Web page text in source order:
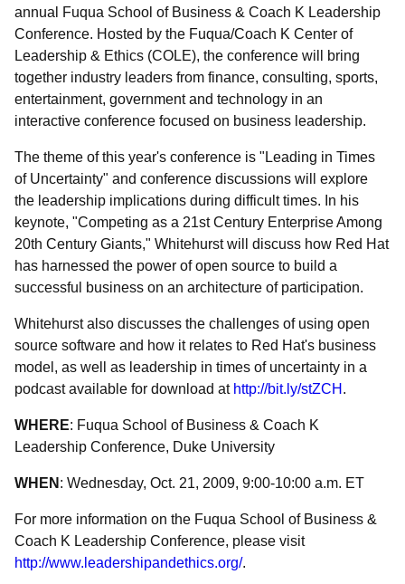
annual Fuqua School of Business & Coach K Leadership
Conference. Hosted by the Fuqua/Coach K Center of
Leadership & Ethics (COLE), the conference will bring
together industry leaders from finance, consulting, sports,
entertainment, government and technology in an
interactive conference focused on business leadership.
The theme of this year's conference is "Leading in Times
of Uncertainty" and conference discussions will explore
the leadership implications during difficult times. In his
keynote, "Competing as a 21st Century Enterprise Among
20th Century Giants," Whitehurst will discuss how Red Hat
has harnessed the power of open source to build a
successful business on an architecture of participation.
Whitehurst also discusses the challenges of using open
source software and how it relates to Red Hat's business
model, as well as leadership in times of uncertainty in a
podcast available for download at http://bit.ly/stZCH .
WHERE: Fuqua School of Business & Coach K
Leadership Conference, Duke University
WHEN : Wednesday, Oct. 21, 2009, 9:00-10:00 a.m. ET
For more information on the Fuqua School of Business &
Coach K Leadership Conference, please visit
http://www.leadershipandethics.org/.